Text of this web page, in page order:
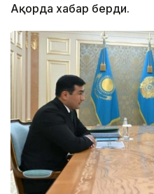
Ақорда хабар берди.